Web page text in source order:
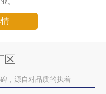
区
，源自对品质的执着